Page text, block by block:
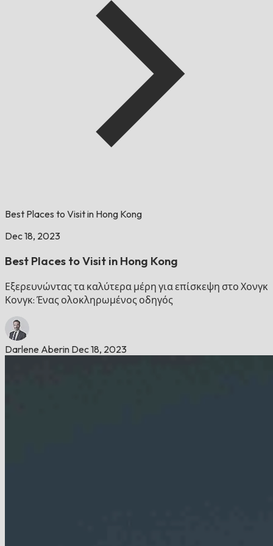
Best Places to Visit in Hong Kong
Dec 18, 2023
Best Places to Visit in Hong Kong
Εξερευνώντας τα καλύτερα μέρη για επίσκεψη στο Χονγκ
Κονγκ: Ένας ολοκληρωμένος οδηγός
Darlene Aberin Dec 18, 2023